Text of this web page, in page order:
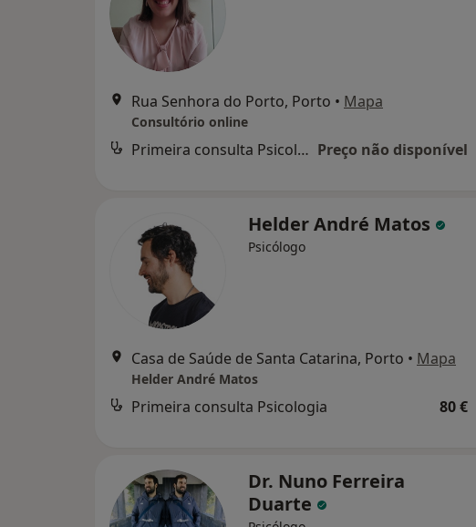
Rua Senhora do Porto, Porto • Mapa
Consultório online
Primeira consulta Psicologia Preço não disponível
Helder André Matos
Psicólogo
Casa de Saúde de Santa Catarina, Porto • Mapa
Helder André Matos
Primeira consulta Psicologia 80 €
Dr. Nuno Ferreira
Duarte